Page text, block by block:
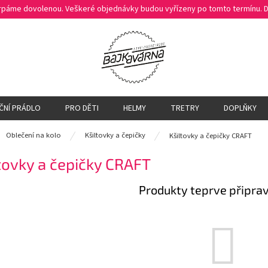
dovolenou. Veškeré objednávky budou vyřízeny po tomto termínu.
PRÁDLO PRO DĚTI HELMY TRETRY DOPLŇKY
Oblečení na kolo Kšiltovky a čepičky Kšiltovky a čepičky CRAFT
a čepičky CRAFT
Produkty teprve